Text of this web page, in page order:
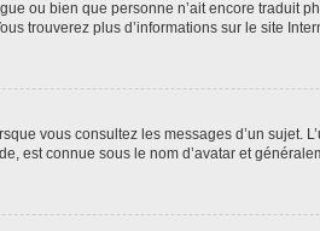
ou bien que personne n’ait encore
trouverez plus d’informations sur le site
vous consultez les messages d’un
est connue sous le nom d’avatar et